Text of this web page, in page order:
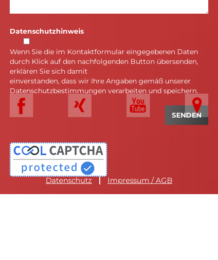
Datenschutzhinweis
Wenn Sie die im Kontaktformular eingegebenen Daten
durch Klick auf den nachfolgenden Button übersenden,
erklären Sie sich damit
einverstanden, dass wir Ihre Angaben gemäß unserer
Datenschutzbestimmungen verarbeiten und speichern.
Datenschutz Impressum / AGB